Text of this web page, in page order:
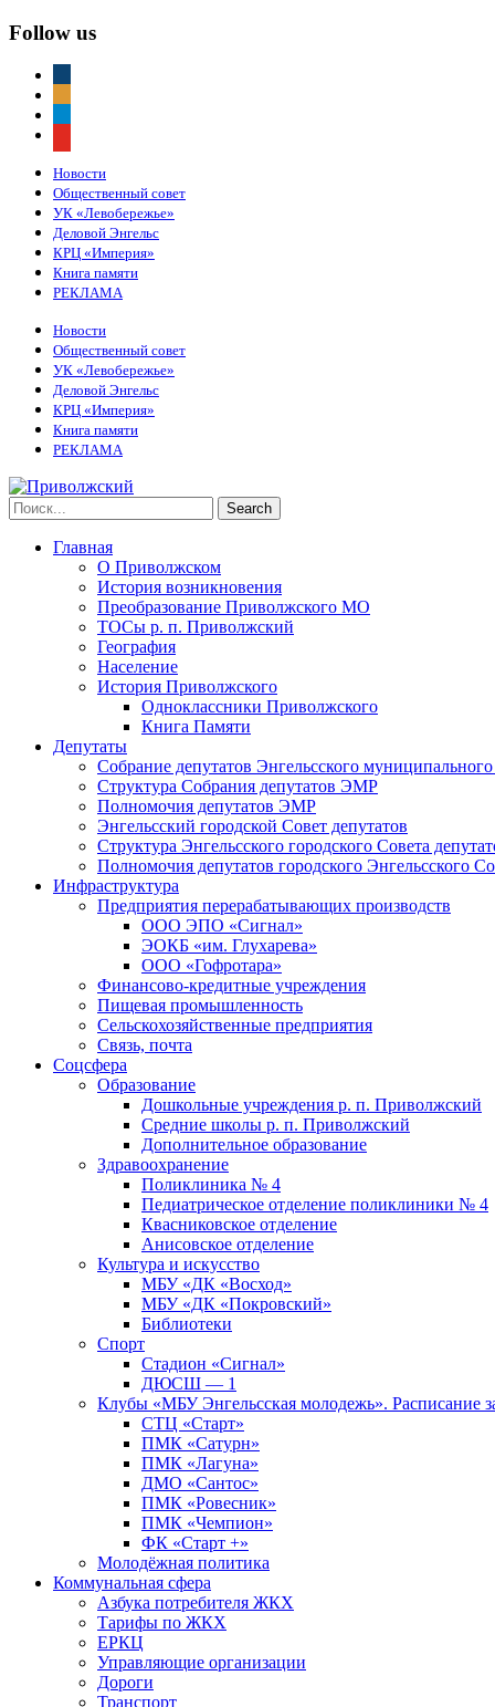
Follow us
Новости
Общественный совет
УК «Левобережье»
Деловой Энгельс
КРЦ «Империя»
Книга памяти
РЕКЛАМА
Новости
Общественный совет
УК «Левобережье»
Деловой Энгельс
КРЦ «Империя»
Книга памяти
РЕКЛАМА
Главная
О Приволжском
История возникновения
Преобразование Приволжского МО
ТОСы р. п. Приволжский
География
Население
История Приволжского
Одноклассники Приволжского
Книга Памяти
Депутаты
Собрание депутатов Энгельсского
Структура Собрания депутатов ЭМР
Полномочия депутатов ЭМР
Энгельсский городской Совет депутатов
Структура Энгельсского городского Совета
Полномочия депутатов городского Энгельсского
Инфраструктура
Предприятия перерабатывающих производств
ООО ЭПО «Сигнал»
ЭОКБ «им. Глухарева»
ООО «Гофротара»
Финансово-кредитные учреждения
Пищевая промышленность
Сельскохозяйственные предприятия
Связь, почта
Соцсфера
Образование
Дошкольные учреждения р. п. Приволжский
Средние школы р. п. Приволжский
Дополнительное образование
Здравоохранение
Поликлиника № 4
Педиатрическое отделение поликлиники № 4
Квасниковское отделение
Анисовское отделение
Культура и искусство
МБУ «ДК «Восход»
МБУ «ДК «Покровский»
Библиотеки
Спорт
Стадион «Сигнал»
ДЮСШ — 1
Клубы «МБУ Энгельсская молодежь». Расписание
СТЦ «Старт»
ПМК «Сатурн»
ПМК «Лагуна»
ДМО «Сантос»
ПМК «Ровесник»
ПМК «Чемпион»
ФК «Старт +»
Молодёжная политика
Коммунальная сфера
Азбука потребителя ЖКХ
Тарифы по ЖКХ
ЕРКЦ
Управляющие организации
Дороги
Транспорт